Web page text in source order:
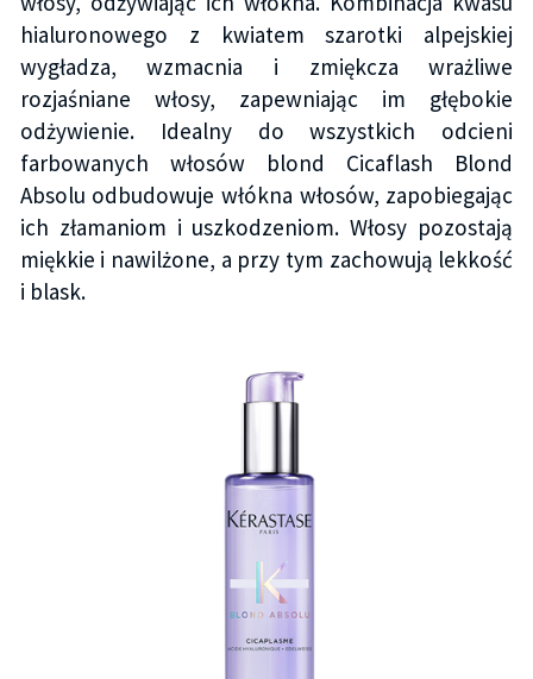
hialuronowego z kwiatem szarotki alpejskiej
wygładza, wzmacnia i zmiękcza wrażliwe
rozjaśniane włosy, zapewniając im głębokie
odżywienie. Idealny do wszystkich odcieni
farbowanych włosów blond Cicaflash Blond
Absolu odbudowuje włókna włosów, zapobiegając
ich złamaniom i uszkodzeniom. Włosy pozostają
miękkie i nawilżone, a przy tym zachowują lekkość
i blask.